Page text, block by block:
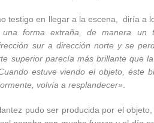
testigo en llegar a la escena, diría a
forma extraña, de manera un
sur a dirección norte y se
superior parecía más brillante que
estuve viendo el objeto, éste
volvía a resplandecer»
pudo ser producida por el